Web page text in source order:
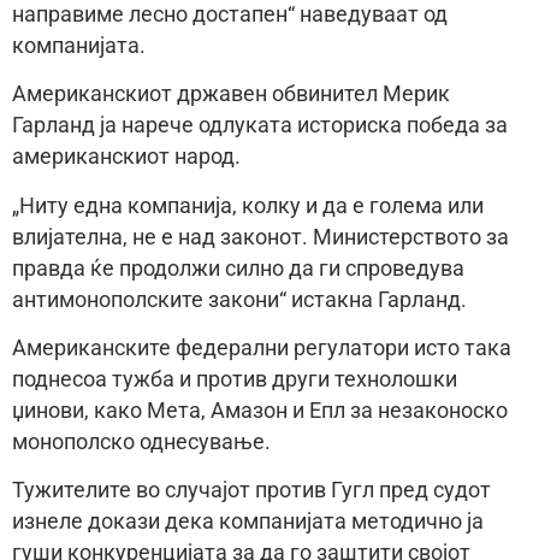
направиме лесно достапен“ наведуваат од
компанијата.
Американскиот државен обвинител Мерик
Гарланд ја нарече одлуката историска победа за
американскиот народ.
„Ниту една компанија, колку и да е голема или
влијателна, не е над законот. Министерството за
правда ќе продолжи силно да ги спроведува
антимонополските закони“ истакна Гарланд.
Американските федерални регулатори исто така
поднесоа тужба и против други технолошки
џинови, како Мета, Амазон и Епл за незаконоско
монополско однесување.
Тужителите во случајот против Гугл пред судот
изнеле докази дека компанијата методично ја
гуши конкуренцијата за да го заштити својот